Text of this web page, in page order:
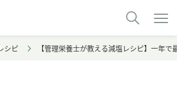
シピ 【管理栄養士が教える減塩レシピ】一年